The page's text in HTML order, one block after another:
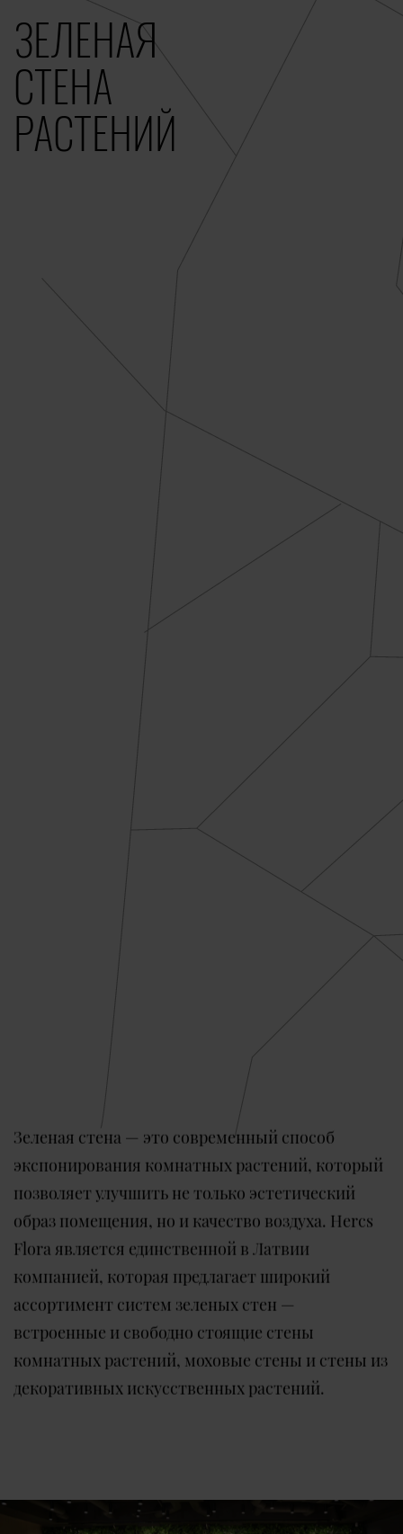
ЗЕЛЕНАЯ
СТЕНА
РАСТЕНИЙ
Зеленая стена — это современный способ
экспонирования комнатных растений, который
позволяет улучшить не только эстетический
образ помещения, но и качество воздуха. Hercs
Flora является единственной в Латвии
компанией, которая предлагает широкий
ассортимент систем зеленых стен —
встроенные и свободно стоящие стены
комнатных растений, моховые стены и стены из
декоративных искусственных растений.